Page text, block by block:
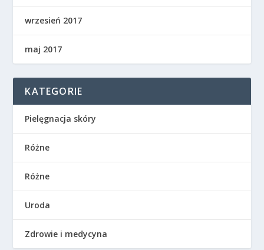
wrzesień 2017
maj 2017
KATEGORIE
Pielęgnacja skóry
Różne
Różne
Uroda
Zdrowie i medycyna